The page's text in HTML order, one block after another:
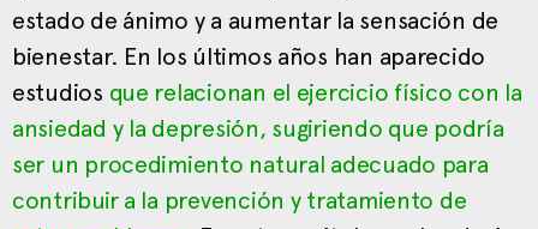
estado de ánimo y a aumentar la sensación de
bienestar. En los últimos años han aparecido
estudios que relacionan el ejercicio físico con la
ansiedad y la depresión, sugiriendo que podría
ser un procedimiento natural adecuado para
contribuir a la prevención y tratamiento de